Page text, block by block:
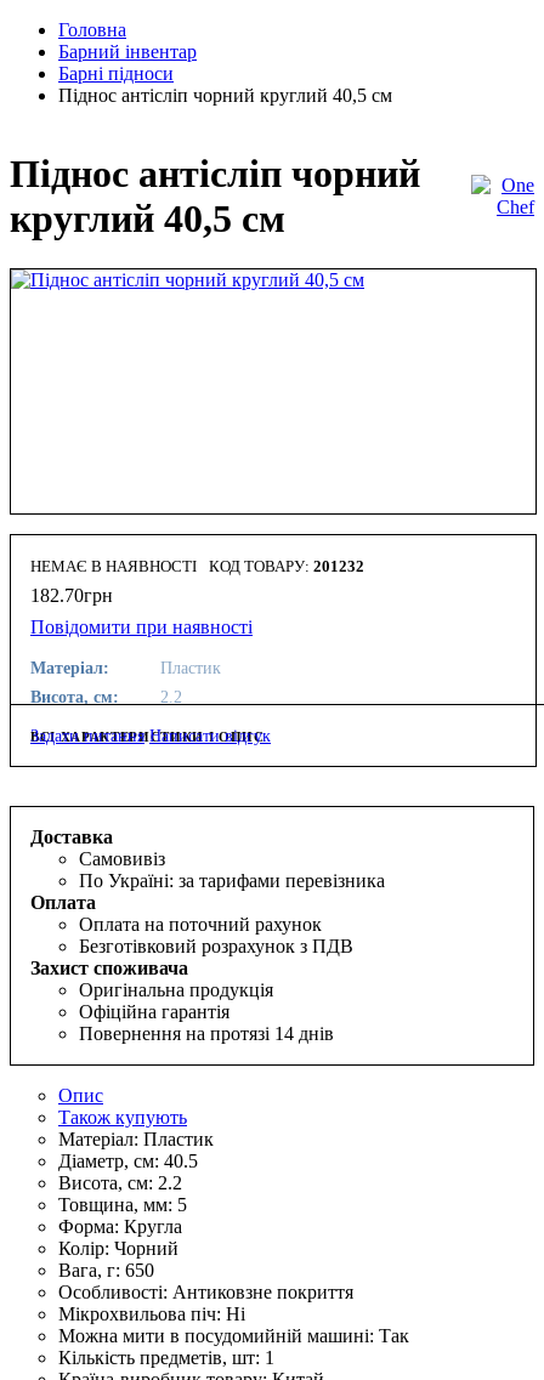
Головна
Барний інвентар
Барні підноси
Піднос антісліп чорний круглий 40,5 см
Піднос антісліп чорний
круглий 40,5 см
НЕМАЄ В НАЯВНОСТІ 201232
182.70грн
Повідомити при наявності
Матеріал:
Пластик
Висота, см:
2.2
ВСІ ХАРАКТЕРИСТИКИ І ОПИС
Задати питання Написати відгук
Опис
Також купують
Матеріал: Пластик
Діаметр, см: 40.5
Висота, см: 2.2
Товщина, мм: 5
Форма: Кругла
Колір: Чорний
Вага, г: 650
Особливості: Антиковзне покриття
Мікрохвильова піч: Ні
Можна мити в посудомийній машині: Так
Кількість предметів, шт: 1
Доставка
Самовивіз
По Україні: за тарифами перевізника
Оплата
Оплата на поточний рахунок
Безготівковий розрахунок з ПДВ
Захист споживача
Оригінальна продукція
Офіційна гарантія
Повернення на протязі 14 днів